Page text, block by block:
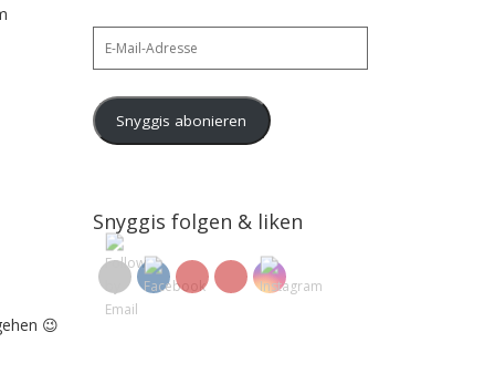
😉
Snyggis abonieren
Snyggis folgen & liken